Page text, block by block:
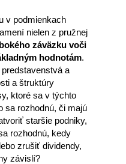
v podmienkach
nielen z pružnej
záväzku voči
hodnotám.
a
a štruktúry
ktoré sa v týchto
sa rozhodnú, či majú
staršie podniky,
rozhodnú, kedy
zrušiť dividendy,
závislí?